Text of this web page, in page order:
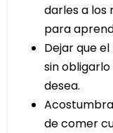
darles a los
para
Dejar que
sin
desea.
de comer